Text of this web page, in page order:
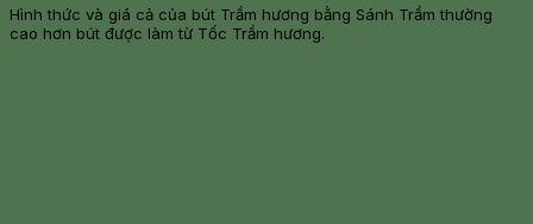
Hình thức và giá cả của bút Trầm hương bằng Sánh Trầm thường
cao hơn bút được làm từ Tốc Trầm hương.